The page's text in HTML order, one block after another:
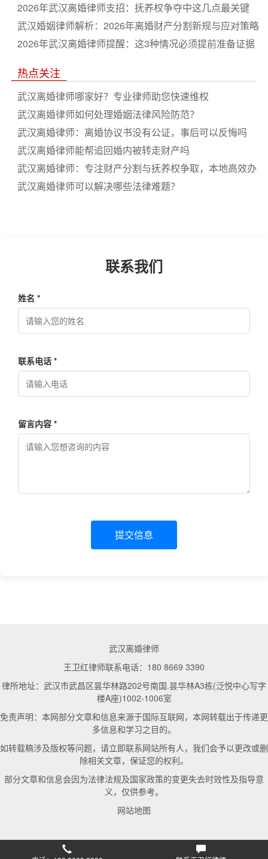
何选
2026年武汉离婚律师支招：抚养权争夺中这几点最关键
武汉婚姻律师解析：2026年离婚财产分割新规与应对策略
2026年武汉离婚律师提醒：这3种情况必须提前准备证据
热点关注
武汉离婚律师哪家好？专业律师助您快速维权
武汉离婚律师如何处理婚姻法律风险防范？
武汉离婚律师：离婚协议书没有公证，事后可以反悔吗
武汉离婚律师能帮追回婚内被转走财产吗
武汉离婚律师：专注财产分割与抚养权争取，本地高效办
案
武汉离婚律师可以解决哪些法律难题？
联系我们
姓名 *
联系电话 *
留言内容 *
提交信息
武汉离婚律师
王卫红律师联系电话：180 8669 3390
律所地址：武汉市武昌区昙华林路202号南国.昙华林A3栋(泛悦中心写字
楼A座)1002-1006室
免责声明：本网部分文章和信息来源于国际互联网，本网转载出于传递更
多信息和学习之目的。
如转载稿涉及版权等问题，请立即联系网站所有人，我们会予以更改或删
除相关文章，保证您的权利。
部分文章和信息会因为法律法规及国家政策的变更失去时效性及指导意
义，仅供参考。
网站地图